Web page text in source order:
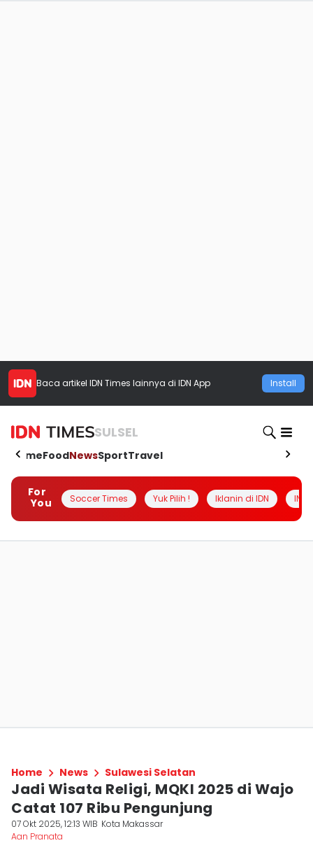
Baca artikel IDN Times lainnya di IDN App Install
SULSEL
HomeFoodNewsSportTravel
For
You
Soccer Times Yuk Pilih ! Iklanin di IDN
Home News Sulawesi Selatan
Jadi Wisata Religi, MQKI 2025 di Wajo
Catat 107 Ribu Pengunjung
07 Okt 2025, 12:13 WIB Kota Makassar
Aan Pranata